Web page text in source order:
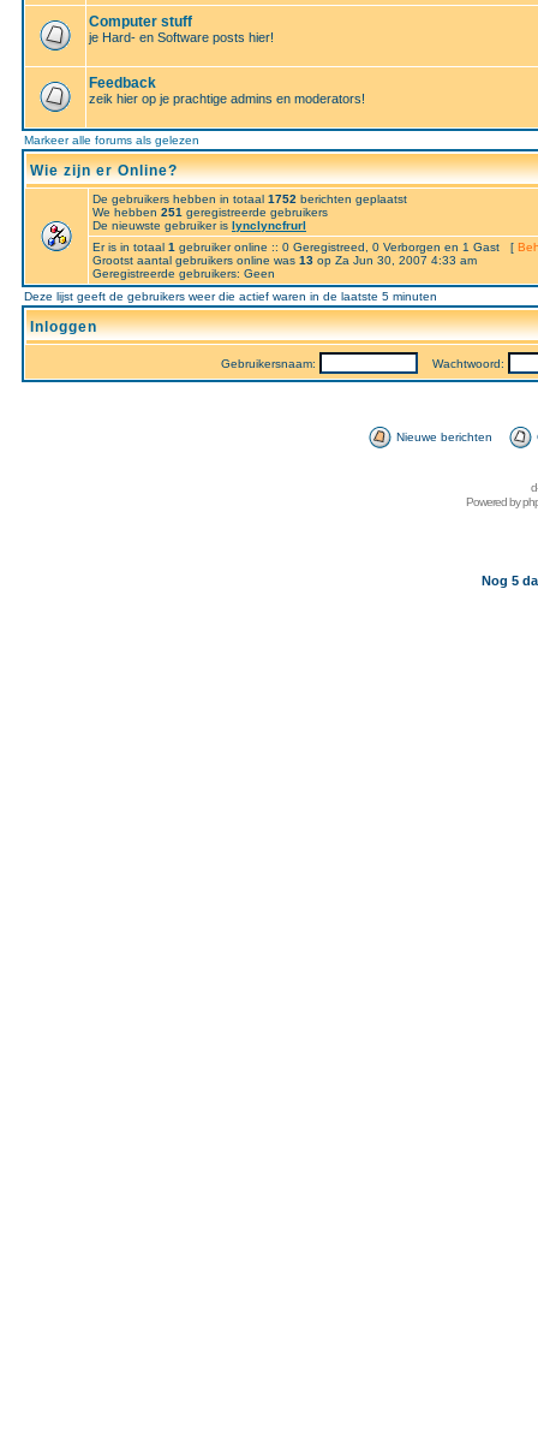
Computer stuff
je Hard- en Software posts hier!
Feedback
zeik hier op je prachtige admins en moderators!
Markeer alle forums als gelezen
Wie zijn er Online?
De gebruikers hebben in totaal 1752 berichten geplaatst
We hebben 251 geregistreerde gebruikers
De nieuwste gebruiker is lynclyncfrurl
Er is in totaal 1 gebruiker online :: 0 Geregistreed, 0 Verborgen en 1 Gast [
Grootst aantal gebruikers online was 13 op Za Jun 30, 2007 4:33 am
Geregistreerde gebruikers: Geen
Deze lijst geeft de gebruikers weer die actief waren in de laatste 5 minuten
Inloggen
Gebruikersnaam: Wachtwoord:
Nieuwe berichten
Powered by
Nog 5